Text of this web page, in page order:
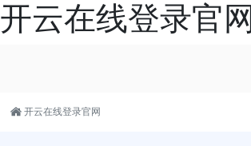
开云在线登录官网
开云在线登录官网